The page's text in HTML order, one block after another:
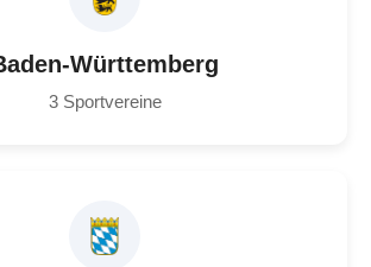
Württemberg
3 Sportvereine